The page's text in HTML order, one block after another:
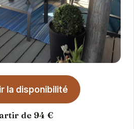
la disponibilité
de 94 €